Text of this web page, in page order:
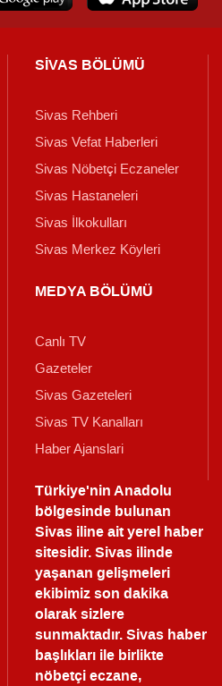
SİVAS BÖLÜMÜ
Sivas Rehberi
Sivas Vefat Haberleri
Sivas Nöbetçi Eczaneler
Sivas Hastaneleri
Sivas İlkokulları
Sivas Merkez Köyleri
MEDYA BÖLÜMÜ
Canlı TV
Gazeteler
Sivas Gazeteleri
Sivas TV Kanalları
Haber Ajanslari
Türkiye'nin Anadolu
bölgesinde bulunan
Sivas iline ait yerel haber
sitesidir. Sivas ilinde
yaşanan gelişmeleri
ekibimiz son dakika
olarak sizlere
sunmaktadır.Sivas haber
başlıkları ile birlikte
nöbetçi eczane,